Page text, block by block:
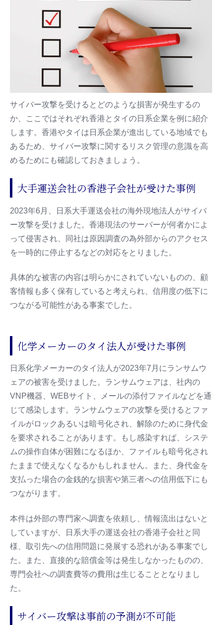
サイバー攻撃を受けるとどのような損害が発生するの
か、ここではそれぞれ香港とタイの日系企業を例に紹介
します。香港やタイは日系企業が進出している地域でも
あるため、サイバー攻撃に関するリスク管理の意識を高
めるためにも確認しておきましょう。
大手運送会社の香港子会社が受けた事例
2023年6月、日系大手運送会社の海外現地法人がサイバ
ー攻撃を受けました。香港現法のサーバーが何者かによ
って侵害され、同社は原因調査の為外部からのアクセス
を一時的に停止するなどの対応をとりました。
具体的な被害の内容は明らかにされていないものの、顧
客情報も多く保有していると考えられ、信用度の低下に
つながる可能性がある事案でした。
化学メーカーのタイ法人が受けた事例
日系化学メーカーのタイ法人が2023年7月にランサムウ
ェアの被害を受けました。ランサムウェアは、社内の
VNP機器、WEBサイト、メールの添付ファイルなどを通
じて感染します。ランサムウェアの攻撃を受けるとファ
イルがロックあるいは暗号化され、解除のために身代金
を要求されることがあります。もし感染すれば、システ
ムの操作自体が困難になるほか、ファイルも暗号化され
たままで使えなくなるかもしれません。また、身代金を
支払った場合の金銭的な損害や第三者への信用低下にも
つながります。
本件は外部の専門家へ調査を依頼し、情報流出はないと
していますが、日系大手の運送会社の香港子会社と同
様、取引先への信用問題に発展する恐れがある事案でし
た。また、直接的な賠償金等は発生しなかったものの、
専門会社への調査費等の費用は生じることとなりまし
た。
サイバー攻撃は事前の予測が不可能